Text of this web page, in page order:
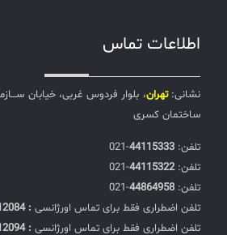
اطلاعات تماس
نشانی:تهران، بلوار فردوس غربی، خیابان
ساختمان کسری
تلفن:‌ 44115333
-021
تلفن:‌44115322
-021
تلفن:‌ 44864958
-021
تلفن اضطراری فقط برای تماس اورژانسی : 09120212084
تلفن اضطراری فقط برای تماس اورژانسی : 09120212094